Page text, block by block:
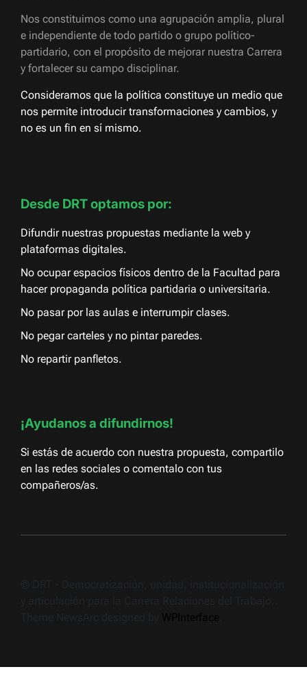
Nos constituimos como una agrupación amplia, plural
e independiente de todo partido o grupo político-
partidario, con el propósito de mejorar nuestra Carrera
y fortalecer su campo disciplinar.
Consideramos que la política constituye un medio que
nos permite introducir transformaciones y cambios, y
no es un fin en sí mismo.
Desde DRT optamos por:
Difundir nuestras propuestas mediante la web y
plataformas digitales.
No ocupar espacios físicos dentro de la Facultad para
hacer propaganda política partidaria o universitaria.
No pasar por las aulas e interrumpir clases.
No pegar carteles y no pintar paredes.
No repartir panfletos.
¡Ayudanos a difundirnos!
Si estás de acuerdo con nuestra propuesta, compartilo
en las redes sociales o comentalo con tus
compañeros/as.